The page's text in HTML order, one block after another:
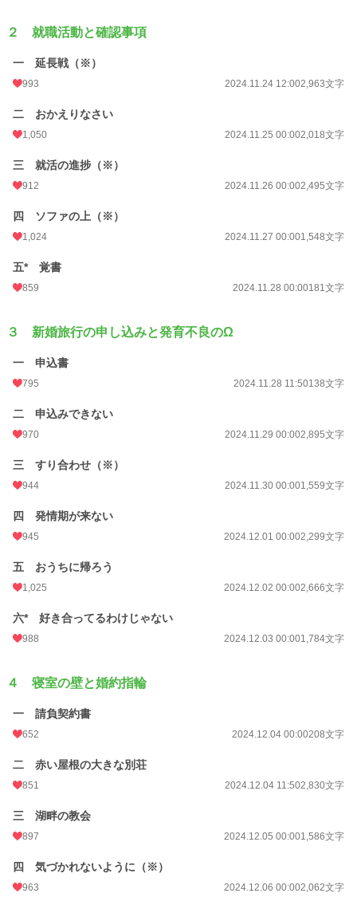
２ 就職活動と確認事項
一 延長戦（※）
993 2024.11.24 12:002,963文字
二 おかえりなさい
1,050 2024.11.25 00:002,018文字
三 就活の進捗（※）
912 2024.11.26 00:002,495文字
四 ソファの上（※）
1,024 2024.11.27 00:001,548文字
五* 覚書
859 2024.11.28 00:00181文字
３ 新婚旅行の申し込みと発育不良のΩ
一 申込書
795 2024.11.28 11:50138文字
二 申込みできない
970 2024.11.29 00:002,895文字
三 すり合わせ（※）
944 2024.11.30 00:001,559文字
四 発情期が来ない
945 2024.12.01 00:002,299文字
五 おうちに帰ろう
1,025 2024.12.02 00:002,666文字
六* 好き合ってるわけじゃない
988 2024.12.03 00:001,784文字
４ 寝室の壁と婚約指輪
一 請負契約書
652 2024.12.04 00:00208文字
二 赤い屋根の大きな別荘
851 2024.12.04 11:502,830文字
三 湖畔の教会
897 2024.12.05 00:001,586文字
四 気づかれないように（※）
963 2024.12.06 00:002,062文字